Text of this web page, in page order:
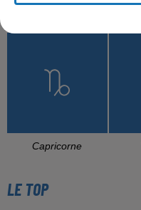
Capricorne
LE TOP